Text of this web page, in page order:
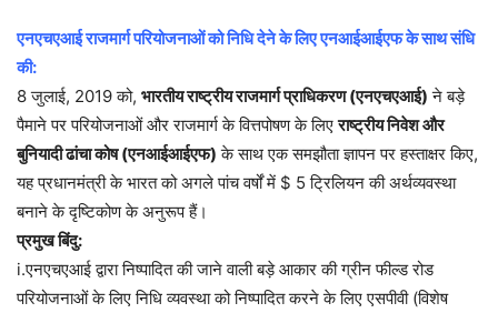
एनएचएआई राजमार्ग परियोजनाओं को निधि देने के लिए एनआईआईएफ के साथ संधि
की:
8 जुलाई, 2019 को, भारतीय राष्ट्रीय राजमार्ग प्राधिकरण (एनएचएआई) ने बड़े
पैमाने पर परियोजनाओं और राजमार्ग के वित्तपोषण के लिएराष्ट्रीय निवेश और
बुनियादी ढांचा कोष (एनआईआईएफ) के साथ एक समझौता ज्ञापन पर हस्ताक्षर किए,
यह प्रधानमंत्री के भारत को अगले पांच वर्षों में $ 5 ट्रिलियन की अर्थव्यवस्था
बनाने के दृष्टिकोण के अनुरूप हैं।
प्रमुख बिंदु:
i.एनएचएआई द्वारा निष्पादित की जाने वाली बड़े आकार की ग्रीन फील्ड रोड
परियोजनाओं के लिए निधि व्यवस्था को निष्पादित करने के लिए एसपीवी (विशेष